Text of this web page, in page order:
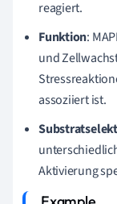
reagiert.
Funktion:
und
assoziiert ist.
Aktivierung